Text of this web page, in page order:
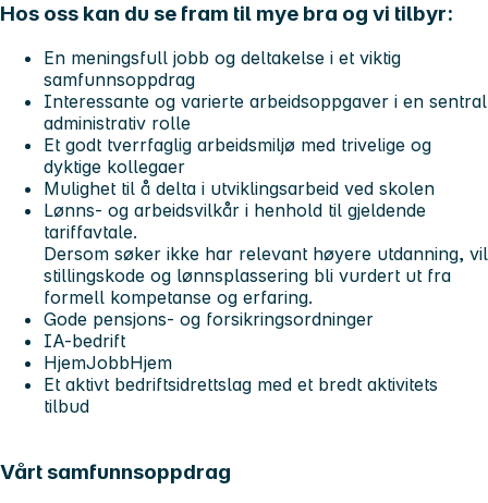
Hos oss kan du se fram til mye bra og vi tilbyr:
En meningsfull jobb og deltakelse i et viktig
samfunnsoppdrag
Interessante og varierte arbeidsoppgaver i en sentral
administrativ rolle
Et godt tverrfaglig arbeidsmiljø med trivelige og
dyktige kollegaer
Mulighet til å delta i utviklingsarbeid ved skolen
Lønns- og arbeidsvilkår i henhold til gjeldende
tariffavtale.
Dersom søker ikke har relevant høyere utdanning, vil
stillingskode og lønnsplassering bli vurdert ut fra
formell kompetanse og erfaring.
Gode pensjons- og forsikringsordninger
IA-bedrift
HjemJobbHjem
Et aktivt bedriftsidrettslag med et bredt aktivitets
tilbud
Vårt samfunnsoppdrag